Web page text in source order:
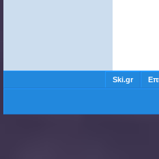
Ski.gr